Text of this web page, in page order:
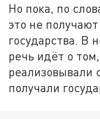
Но пока, по
это не
государства. В
речь идёт о
реализовывали
получали